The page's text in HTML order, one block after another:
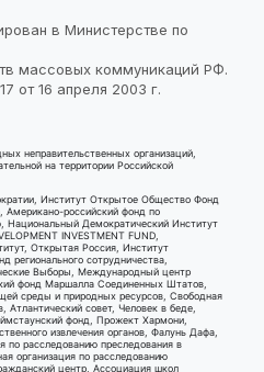
в Министерстве по
массовых коммуникаций РФ.
от 16 апреля 2003 г.